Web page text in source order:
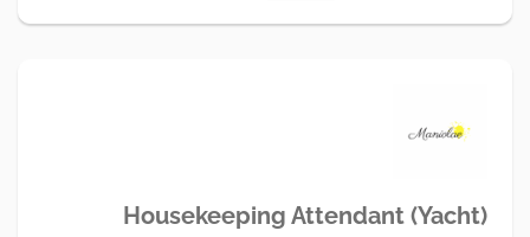
Housekeeping Attendant (Yacht)